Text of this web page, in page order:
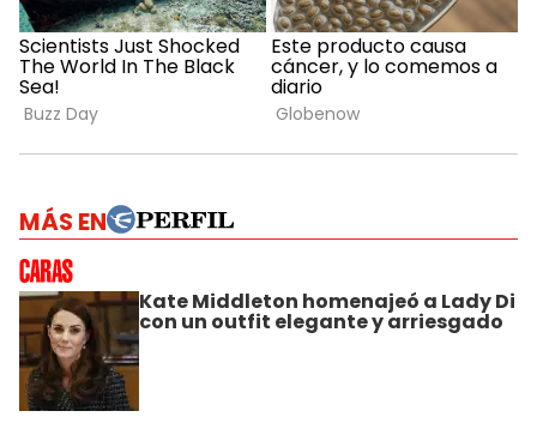
MÁS EN
Kate Middleton homenajeó a Lady Di
con un outfit elegante y arriesgado